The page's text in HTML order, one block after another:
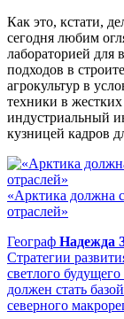
Как это, кстати,
сегодня любим
лабораторией
подходов в
агрокультур в
техники в
индустриальный
кузницей кадров
«Арктика должна
отраслей»
Географ Надежда
Стратегии
светлого
должен стать
северного